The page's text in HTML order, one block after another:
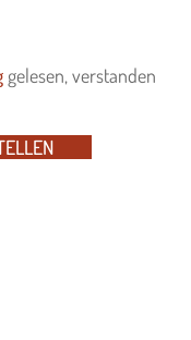
gelesen, verstanden